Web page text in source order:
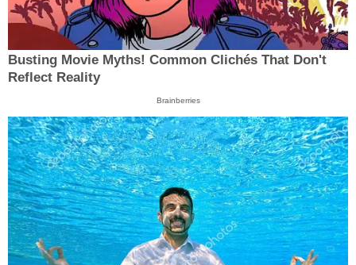
Busting Movie Myths! Common Clichés That Don't
Reflect Reality
Brainberries